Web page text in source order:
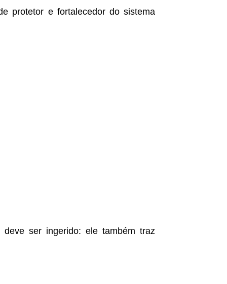
protetor e fortalecedor do sistema
ser ingerido: ele também traz